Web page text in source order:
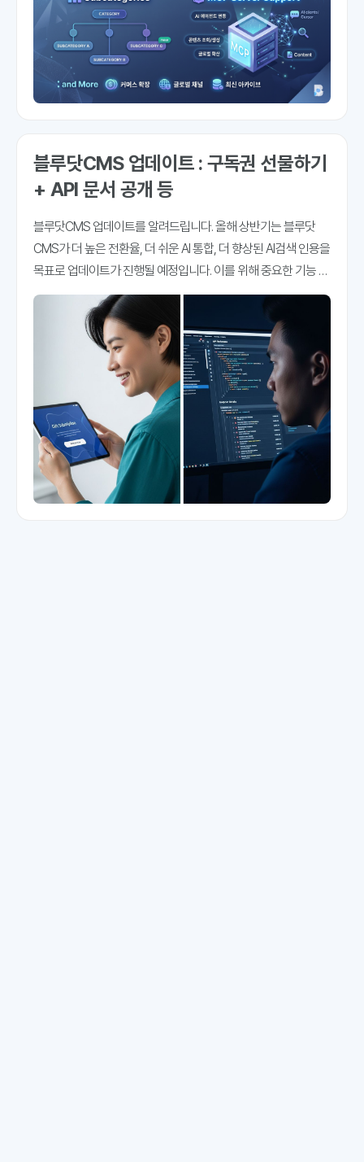
블루닷CMS 업데이트 : 구독권 선물하기
+ API 문서 공개 등
블루닷CMS 업데이트를 알려드립니다. 올해 상반기는 블루닷
CMS가 더 높은 전환율, 더 쉬운 AI 통합, 더 향상된 AI검색 인용을
목표로 업데이트가 진행될 예정입니다. 이를 위해 중요한 기능 몇
가지를 추가하게 됐습니다. 오늘 그 몇 가지를 소개해 드립니다.
구독권 선물하기 기능구독 중인 매체가